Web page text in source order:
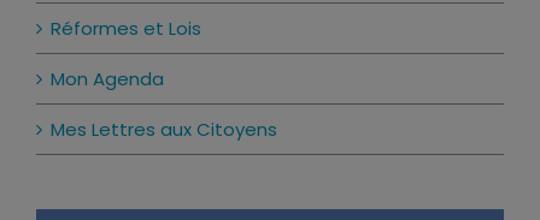
Réformes et Lois
Mon Agenda
Mes Lettres aux Citoyens